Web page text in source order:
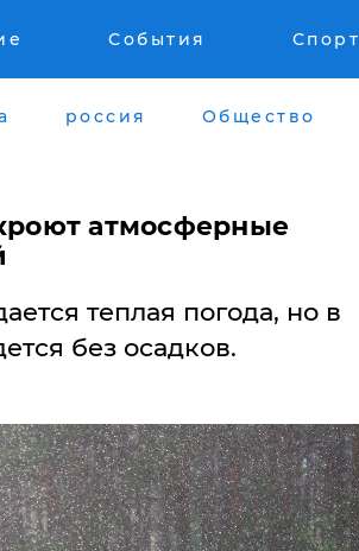
События Спорт
россия Общество
атмосферные
теплая погода, но в
без осадков.